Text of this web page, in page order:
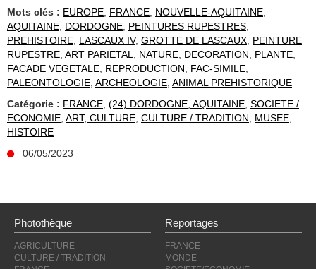
Mots clés : EUROPE, FRANCE, NOUVELLE-AQUITAINE,
AQUITAINE, DORDOGNE, PEINTURES RUPESTRES,
PREHISTOIRE, LASCAUX IV, GROTTE DE LASCAUX, PEINTURE
RUPESTRE, ART PARIETAL, NATURE, DECORATION, PLANTE,
FACADE VEGETALE, REPRODUCTION, FAC-SIMILE,
PALEONTOLOGIE, ARCHEOLOGIE, ANIMAL PREHISTORIQUE
Catégorie : FRANCE, (24) DORDOGNE, AQUITAINE, SOCIETE /
ECONOMIE, ART, CULTURE, CULTURE / TRADITION, MUSEE,
HISTOIRE
06/05/2023
Photothèque
AGRICULTURE
CULTURE / TRADITION
Reportages
FRANCE
MONDE